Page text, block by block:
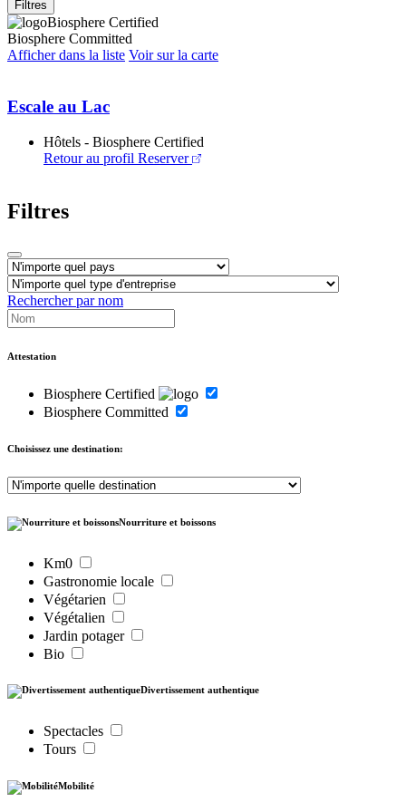
Filtres
Biosphere Certified
Biosphere Committed
Afficher dans la liste Voir sur la carte
Escale au Lac
Hôtels - Biosphere Certified
Retour au profil Reserver
Filtres
Rechercher par nom
Attestation
Biosphere Certified
Biosphere Committed
Choisissez une destination:
Nourriture et boissons
Km0
Gastronomie locale
Végétarien
Végétalien
Jardin potager
Bio
Divertissement authentique
Spectacles
Tours
Mobilité